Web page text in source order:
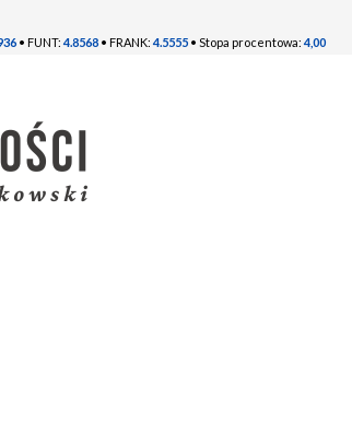
• FUNT: 4.8568 • FRANK: 4.5555 • Stopa procentowa: 4,00